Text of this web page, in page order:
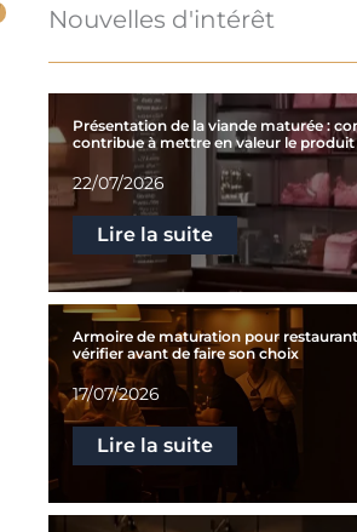
Nouvelles d'intérêt
Présentation de la viande maturée :
contribue à mettre en valeur le produit
22/07/2026
Lire la suite
Armoire de maturation pour
vérifier avant de faire son choix
17/07/2026
Lire la suite